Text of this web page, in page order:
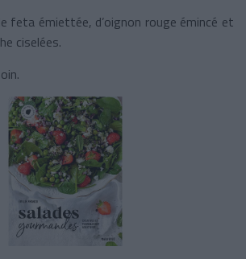
feta émiettée, d’oignon rouge émincé et
ciselées.